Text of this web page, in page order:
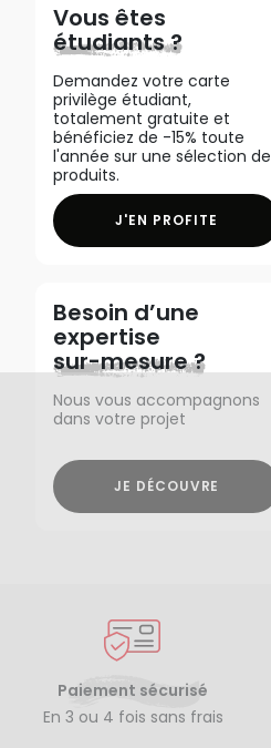
Vous êtes
étudiants ?
Demandez votre carte
privilège étudiant,
totalement gratuite et
bénéficiez de -15% toute
l'année sur une sélection de
produits.
J'EN PROFITE
Besoin d’une
expertise
sur-mesure ?
Nous vous accompagnons
dans votre projet
JE DÉCOUVRE
Paiement sécurisé
En 3 ou 4 fois sans frais